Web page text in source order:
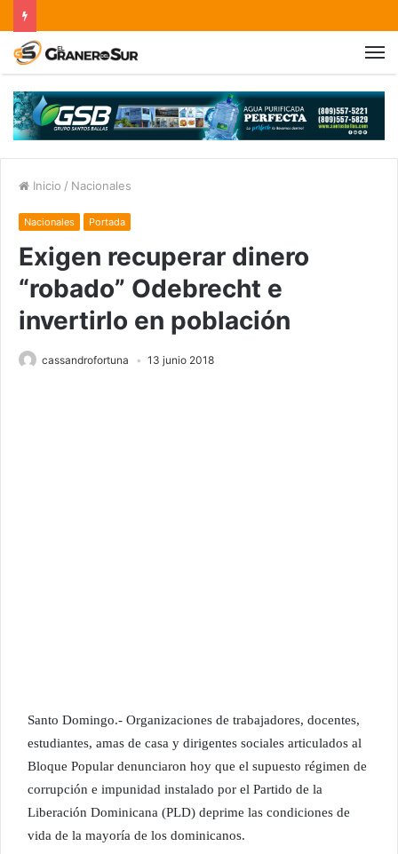
Inicio / Nacionales
Nacionales Portada
Exigen recuperar dinero
“robado” Odebrecht e
invertirlo en población
cassandrofortuna 13 junio 2018
Santo Domingo.- Organizaciones de trabajadores, docentes,
estudiantes, amas de casa y dirigentes sociales articulados al
Bloque Popular denunciaron hoy que el supuesto régimen de
corrupción e impunidad instalado por el Partido de la
Liberación Dominicana (PLD) deprime las condiciones de
vida de la mayoría de los dominicanos.